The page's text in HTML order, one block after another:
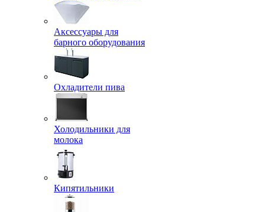
Аксессуары для
барного оборудования
Охладители пива
Холодильники для
молока
Кипятильники